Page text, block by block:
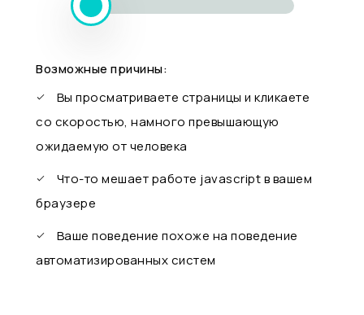
Возможные причины:
Вы просматриваете страницы и кликаете
со скоростью, намного превышающую
ожидаемую от человека
Что-то мешает работе javascript в вашем
браузере
Ваше поведение похоже на поведение
автоматизированных систем